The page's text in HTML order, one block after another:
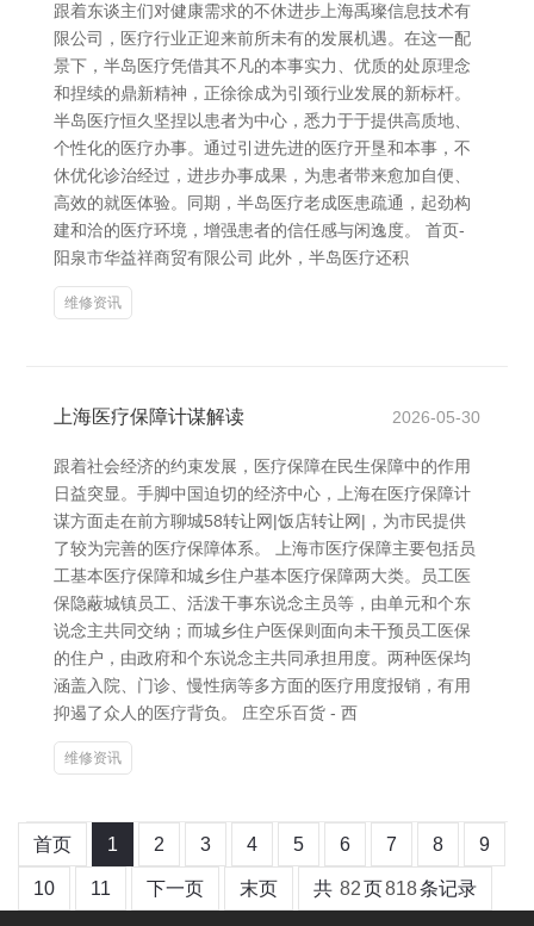
跟着东谈主们对健康需求的不休进步上海禹璨信息技术有
限公司，医疗行业正迎来前所未有的发展机遇。在这一配
景下，半岛医疗凭借其不凡的本事实力、优质的处原理念
和捏续的鼎新精神，正徐徐成为引颈行业发展的新标杆。
半岛医疗恒久坚捏以患者为中心，悉力于于提供高质地、
个性化的医疗办事。通过引进先进的医疗开垦和本事，不
休优化诊治经过，进步办事成果，为患者带来愈加自便、
高效的就医体验。同期，半岛医疗老成医患疏通，起劲构
建和洽的医疗环境，增强患者的信任感与闲逸度。 首页-
阳泉市华益祥商贸有限公司 此外，半岛医疗还积
维修资讯
上海医疗保障计谋解读 2026-05-30
跟着社会经济的约束发展，医疗保障在民生保障中的作用
日益突显。手脚中国迫切的经济中心，上海在医疗保障计
谋方面走在前方聊城58转让网|饭店转让网|，为市民提供
了较为完善的医疗保障体系。 上海市医疗保障主要包括员
工基本医疗保障和城乡住户基本医疗保障两大类。员工医
保隐蔽城镇员工、活泼干事东说念主员等，由单元和个东
说念主共同交纳；而城乡住户医保则面向未干预员工医保
的住户，由政府和个东说念主共同承担用度。两种医保均
涵盖入院、门诊、慢性病等多方面的医疗用度报销，有用
抑遏了众人的医疗背负。 庄空乐百货 - 西
维修资讯
首页 1 2 3 4 5 6 7 8 9
10 11 下一页 末页 共 82页818条记录